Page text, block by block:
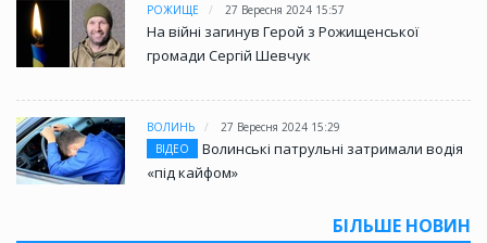
РОЖИЩЕ 27 Вересня 2024 15:57
На війні загинув Герой з Рожищенської
громади Сергій Шевчук
ВОЛИНЬ
27 Вересня 2024 15:29
ВІДЕО
Волинські патрульні затримали водія
«під кайфом»
БІЛЬШЕ НОВИН